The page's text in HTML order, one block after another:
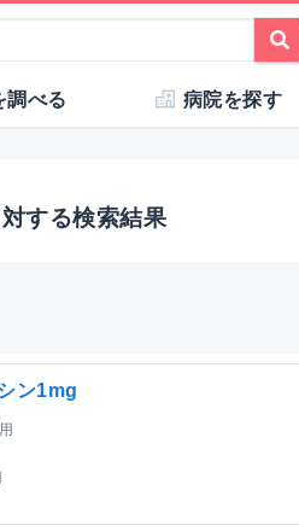
調べる 病院を探す
する検索結果
ン1mg